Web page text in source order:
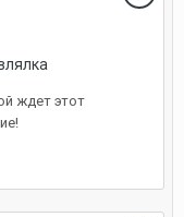
ждет этот